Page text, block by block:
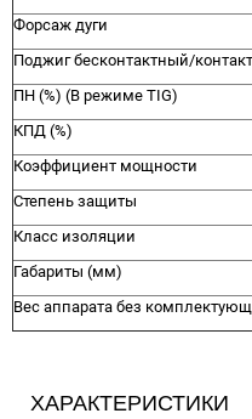
Форсаж дуги
Поджиг бесконтактный/
ПН (%) (В режиме TIG)
КПД (%)
Коэффициент мощности
Степень защиты
Класс изоляции
Габариты (мм)
Вес аппарата без
ХАРАКТЕРИСТИКИ